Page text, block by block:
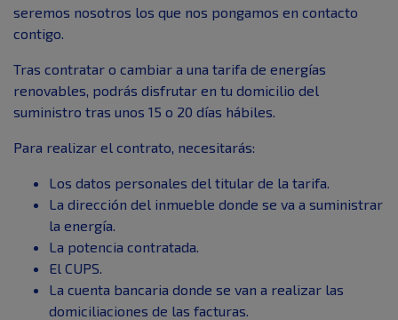
seremos nosotros los que nos pongamos en contacto
contigo.
Tras contratar o cambiar a una tarifa de energías
renovables, podrás disfrutar en tu domicilio del
suministro tras unos 15 o 20 días hábiles.
Para realizar el contrato, necesitarás:
Los datos personales del titular de la tarifa.
La dirección del inmueble donde se va a suministrar
la energía.
La potencia contratada.
El CUPS.
La cuenta bancaria donde se van a realizar las
domiciliaciones de las facturas.